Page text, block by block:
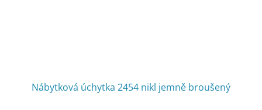
Nábytková úchytka 2454 nikl jemně broušený